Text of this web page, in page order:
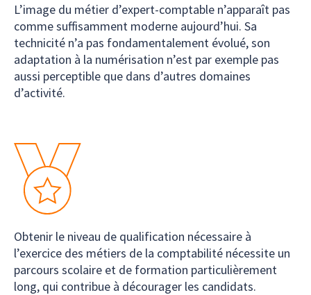
L’image du métier d’expert-comptable n’apparaît pas
comme suffisamment moderne aujourd’hui. Sa
technicité n’a pas fondamentalement évolué, son
adaptation à la numérisation n’est par exemple pas
aussi perceptible que dans d’autres domaines
d’activité.
Obtenir le niveau de qualification nécessaire à
l’exercice des métiers de la comptabilité nécessite un
parcours scolaire et de formation particulièrement
long, qui contribue à décourager les candidats.